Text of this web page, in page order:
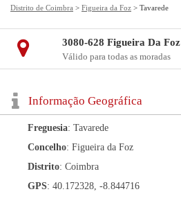
Distrito de Coimbra > Figueira da Foz > Tavarede
3080-628 Figueira Da Foz
Válido para todas as moradas
Informação Geográfica
Freguesia: Tavarede
Concelho: Figueira da Foz
Distrito: Coimbra
GPS: 40.172328, -8.844716